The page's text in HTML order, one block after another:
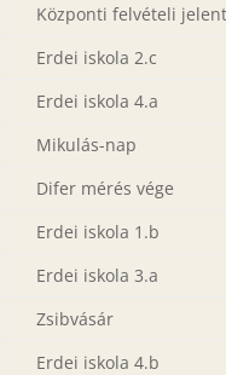
Központi felvételi
Erdei iskola 2.c
Erdei iskola 4.a
Mikulás-nap
Difer mérés vége
Erdei iskola 1.b
Erdei iskola 3.a
Zsibvásár
Erdei iskola 4.b